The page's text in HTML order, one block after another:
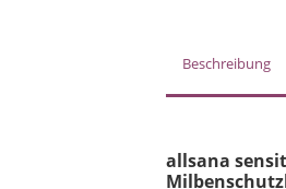
Beschreibung
allsana